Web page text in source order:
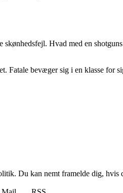
Hvad med en
bevæger sig i en klasse for
Du kan nemt framelde dig,